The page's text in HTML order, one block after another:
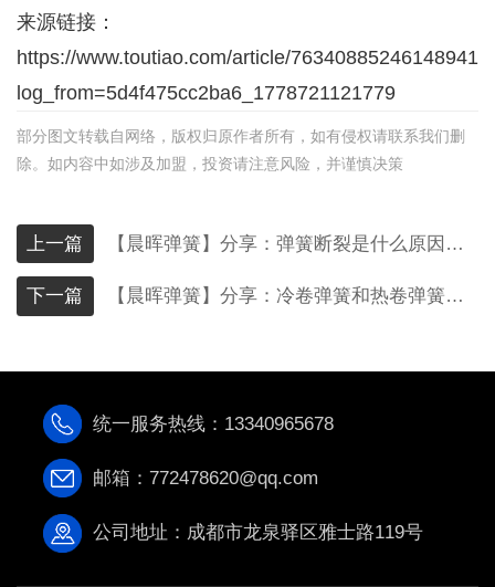
来源链接：
https://www.toutiao.com/article/
log_from=5d4f475cc2ba6_1778721121779
部分图文转载自网络，版权归原作者所有，如有侵权请联系我们删
除。如内容中如涉及加盟，投资请注意风险，并谨慎决策
上一篇 【晨晖弹簧】分享：弹簧断裂是什么原因？常见诱因及预防方法
下一篇 【晨晖弹簧】分享：冷卷弹簧和热卷弹簧有什么区别？
统一服务热线：13340965678
邮箱：772478620@qq.com
公司地址：成都市龙泉驿区雅士路119号